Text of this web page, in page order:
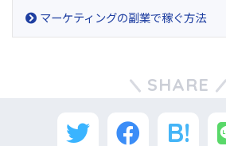
マーケティングの副業で稼ぐ方法
SHARE